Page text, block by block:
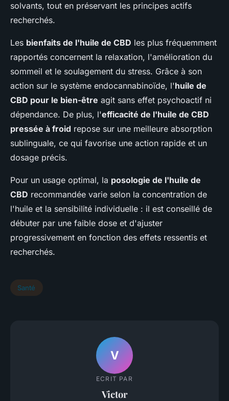
solvants, tout en préservant les principes actifs
recherchés.
Les bienfaits de l'huile de CBD les plus fréquemment
rapportés concernent la relaxation, l'amélioration du
sommeil et le soulagement du stress. Grâce à son
action sur le système endocannabinoïde, l'huile de
CBD pour le bien-être agit sans effet psychoactif ni
dépendance. De plus, l'efficacité de l'huile de CBD
pressée à froid repose sur une meilleure absorption
sublinguale, ce qui favorise une action rapide et un
dosage précis.
Pour un usage optimal, la posologie de l'huile de
CBD recommandée varie selon la concentration de
l'huile et la sensibilité individuelle : il est conseillé de
débuter par une faible dose et d'ajuster
progressivement en fonction des effets ressentis et
recherchés.
Santé
V
ECRIT PAR
Victor